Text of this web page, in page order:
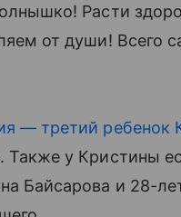
Расти
от души! Всего
— третий ребенок
у Кристины
Байсарова и 28-